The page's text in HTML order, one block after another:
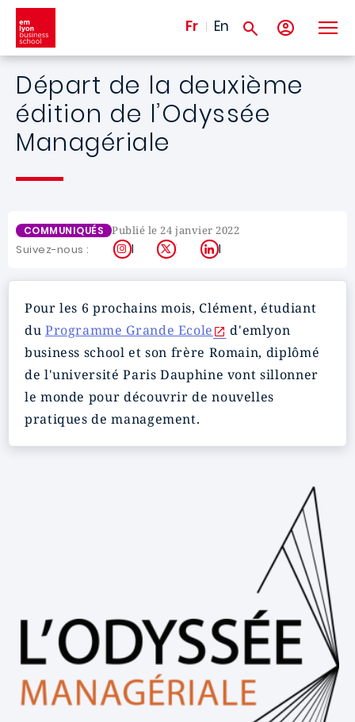
Aller au contenu principal
Fr En
Départ de la deuxième
édition de l’Odyssée
Managériale
COMMUNIQUÉS Publié le 24 janvier 2022
Suivez-nous : Instagram
X LinkedIn
Pour les 6 prochains mois, Clément, étudiant
du Programme Grande Ecole d'emlyon
business school et son frère Romain, diplômé
de l'université Paris Dauphine vont sillonner
le monde pour découvrir de nouvelles
pratiques de management.